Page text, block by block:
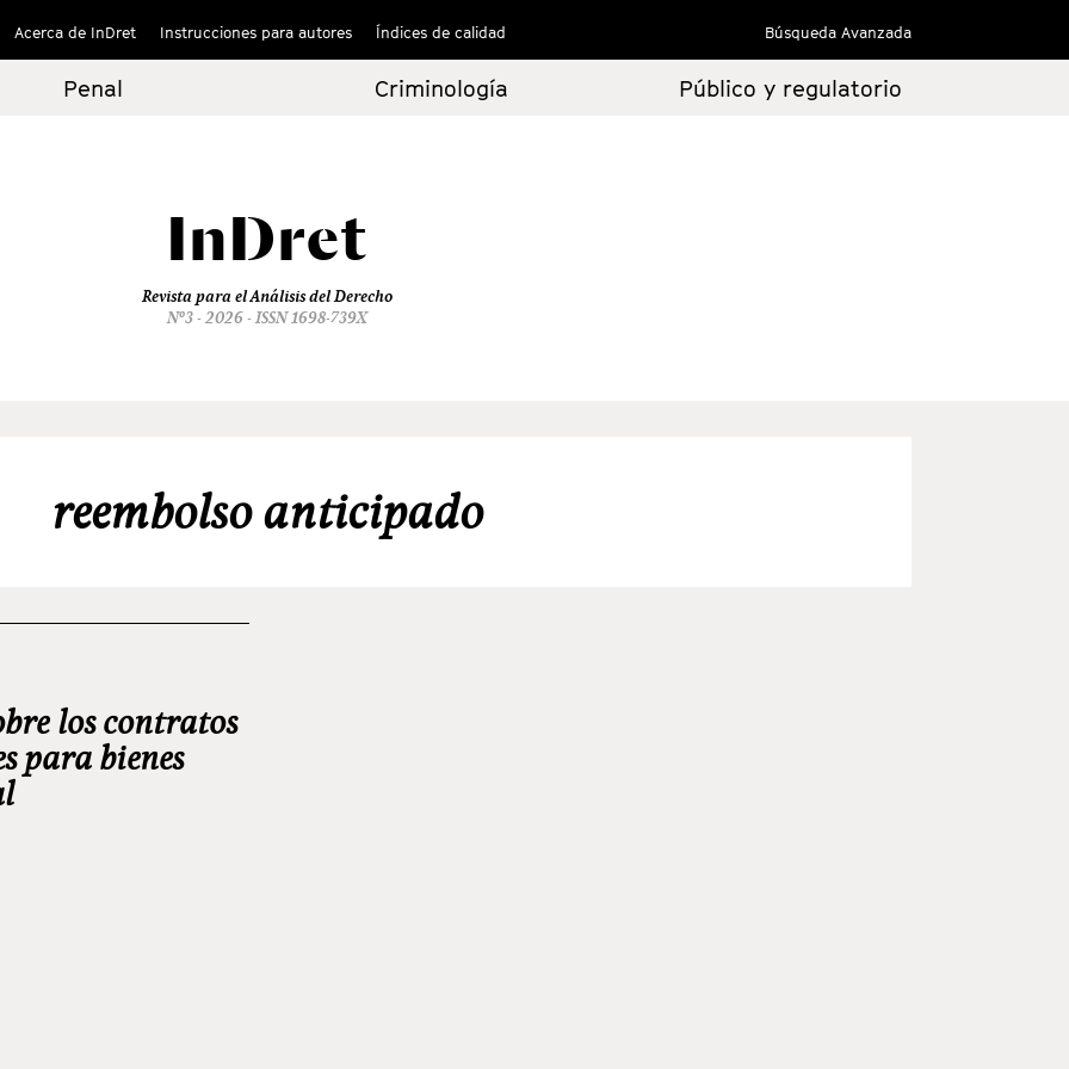
Acerca de InDret Instrucciones para autores Índices de calidad Búsqueda Avanzada
Penal Criminología Público y regulatorio
InDret
Revista para el Análisis del Derecho
Nº3 - 2026 - ISSN 1698-739X
reembolso anticipado
los contratos
para bienes